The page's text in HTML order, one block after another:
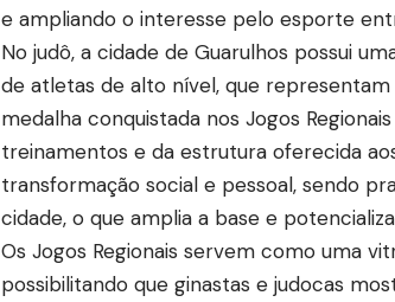
e ampliando o interesse pelo esporte
No judô, a cidade de Guarulhos possui
de atletas de alto nível, que
medalha conquistada nos Jogos
treinamentos e da estrutura oferecida
transformação social e pessoal, sendo
cidade, o que amplia a base e
Os Jogos Regionais servem como uma
possibilitando que ginastas e judocas